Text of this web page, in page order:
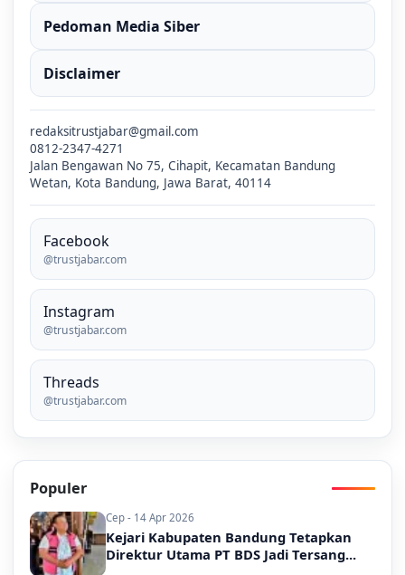
Pedoman Media Siber
Disclaimer
redaksitrustjabar@gmail.com
0812-2347-4271
Jalan Bengawan No 75, Cihapit, Kecamatan Bandung
Wetan, Kota Bandung, Jawa Barat, 40114
Facebook
@trustjabar.com
Instagram
@trustjabar.com
Threads
@trustjabar.com
Populer
Cep - 14 Apr 2026
Kejari Kabupaten Bandung Tetapkan
Direktur Utama PT BDS Jadi Tersang...